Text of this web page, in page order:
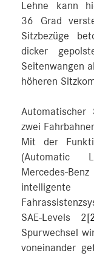
Lehne kann
36 Grad
Sitzbezüge
dicker
Seitenwangen
höheren
Automatischer
zwei
Mit der
(Automatic
SAE‑Levels 2
Spurwechsel
voneinander